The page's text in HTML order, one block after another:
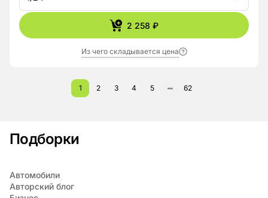
2 258 ₽
Из чего складывается цена
1 2 3 4 5 62
Подборки
Автомобили
Авторский блог